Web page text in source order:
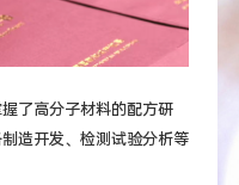
了高分子材料的配方研
造开发、检测试验分析等